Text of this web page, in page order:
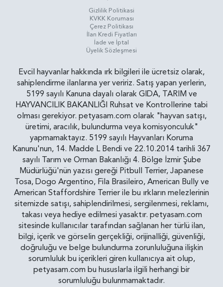
Gizlilik Politikasi
KVKK Koruması
Çerez Politikası
İlan Kredi Fiyatları
İade ve İptal
Üyelik Sözleşmesi
Evcil hayvanlar hakkında ırk bilgileri ile ücretsiz olarak,
sahiplendirme ilanlarına yer veririz. Satış yapan yerlerin,
5199 sayılı Kanuna dayalı olarak GIDA, TARIM ve
HAYVANCILIK BAKANLIĞI Ruhsat ve Kontrollerine tabi
olması gerekiyor. petyasam.com olarak "hayvan satışı,
üretimi, aracılık, bulundurma veya komisyonculuk"
yapmamaktayız. 5199 sayılı Hayvanları Koruma
Kanunu'nun, 14. Madde L Bendi ve 22.10.2014 tarihli 367
sayılı Tarım ve Orman Bakanlığı 4. Bölge İzmir Şube
Müdürlüğü'nün yazısı gereği Pitbull Terrier, Japanese
Tosa, Dogo Argentino, Fila Brasileiro, American Bully ve
American Staffordshire Terrier ile bu ırkların melezlerinin
sitemizde satışı, sahiplendirilmesi, sergilenmesi, reklamı,
takası veya hediye edilmesi yasaktır. petyasam.com
sitesinde kullanıcılar tarafından sağlanan her türlü ilan,
bilgi, içerik ve görselin gerçekliği, orijinalliği, güvenliği,
doğruluğu ve belge bulundurma zorunluluğuna ilişkin
sorumluluk bu içerikleri giren kullanıcıya ait olup,
petyasam.com bu hususlarla ilgili herhangi bir
sorumluluğu bulunmamaktadır.